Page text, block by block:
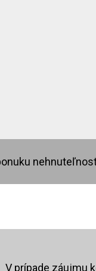
V prípade záujmu